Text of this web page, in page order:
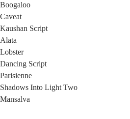
Boogaloo
Caveat
Kaushan Script
Alata
Lobster
Dancing Script
Parisienne
Shadows Into Light Two
Mansalva